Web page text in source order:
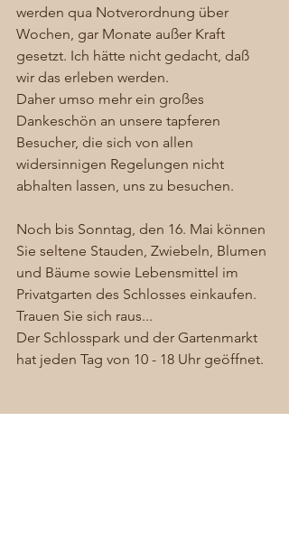
werden qua Notverordnung über
Wochen, gar Monate außer Kraft
gesetzt. Ich hätte nicht gedacht, daß
wir das erleben werden.
Daher umso mehr ein großes
Dankeschön an unsere tapferen
Besucher, die sich von allen
widersinnigen Regelungen nicht
abhalten lassen, uns zu besuchen.
Noch bis Sonntag, den 16. Mai können
Sie seltene Stauden, Zwiebeln, Blumen
und Bäume sowie Lebensmittel im
Privatgarten des Schlosses einkaufen.
Trauen Sie sich raus...
Der Schlosspark und der Gartenmarkt
hat jeden Tag von 10 - 18 Uhr geöffnet.